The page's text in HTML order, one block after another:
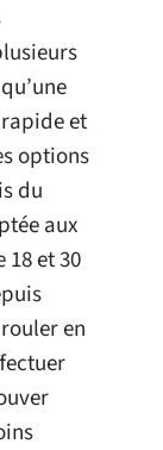
et
options
du
aux
et 30
en